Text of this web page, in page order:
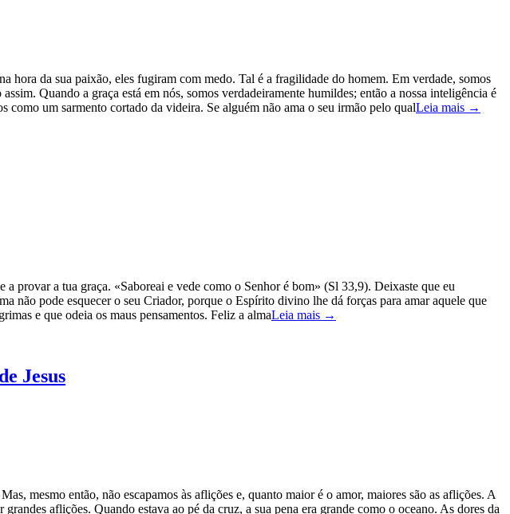
hora da sua paixão, eles fugiram com medo. Tal é a fragilidade do homem. Em verdade, somos
Quando a graça está em nós, somos verdadeiramente humildes; então a nossa inteligência é
como um sarmento cortado da videira. Se alguém não ama o seu irmão pelo qualLeia mais →
provar a tua graça. «Saboreai e vede como o Senhor é bom» (Sl 33,9). Deixaste que eu
não pode esquecer o seu Criador, porque o Espírito divino lhe dá forças para amar aquele que
e que odeia os maus pensamentos. Feliz a almaLeia mais →
Jesus
mesmo então, não escapamos às aflições e, quanto maior é o amor, maiores são as aflições. A
aflições. Quando estava ao pé da cruz, a sua pena era grande como o oceano. As dores da